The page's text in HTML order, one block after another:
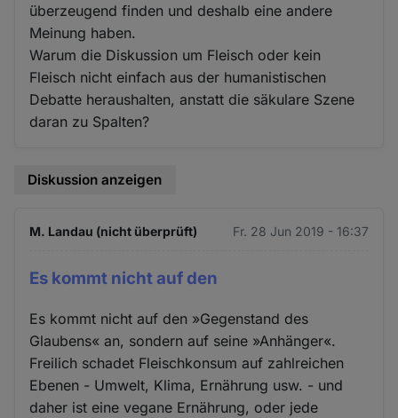
überzeugend finden und deshalb eine andere
Meinung haben.
Warum die Diskussion um Fleisch oder kein
Fleisch nicht einfach aus der humanistischen
Debatte heraushalten, anstatt die säkulare Szene
daran zu Spalten?
Diskussion anzeigen
M. Landau (nicht überprüft) Fr. 28 Jun 2019 - 16:37
Es kommt nicht auf den
Es kommt nicht auf den »Gegenstand des
Glaubens« an, sondern auf seine »Anhänger«.
Freilich schadet Fleischkonsum auf zahlreichen
Ebenen - Umwelt, Klima, Ernährung usw. - und
daher ist eine vegane Ernährung, oder jede